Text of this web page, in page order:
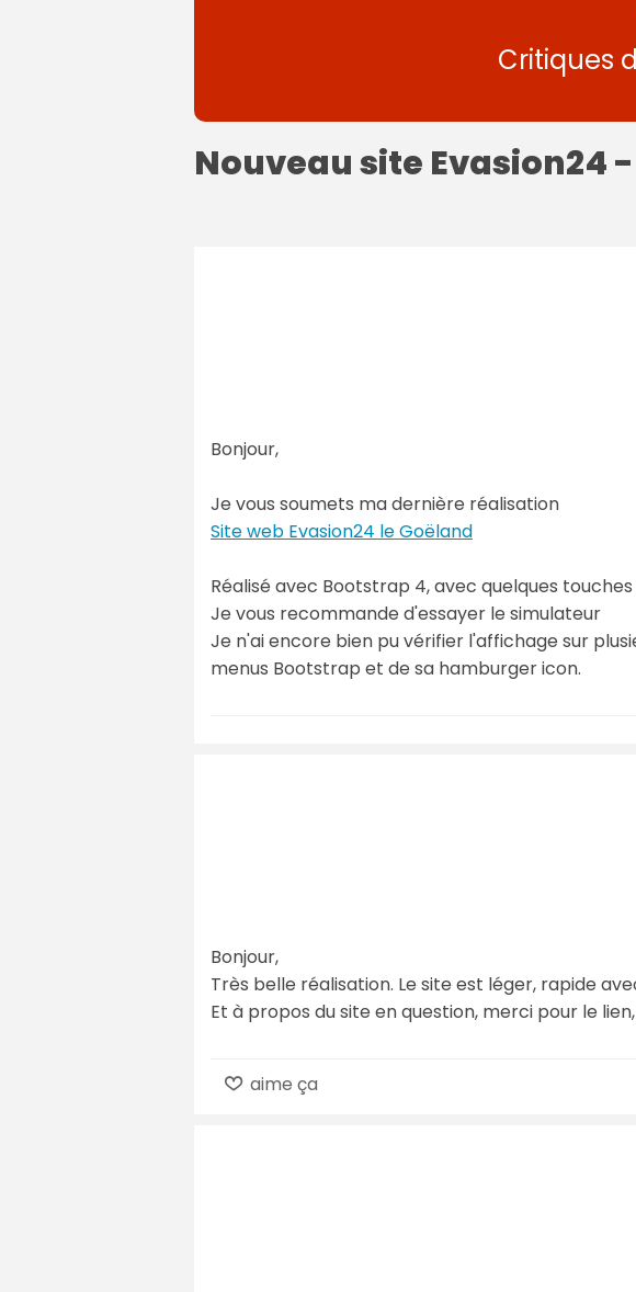
Critiques
Nouveau site Evasion24
Bonjour,
Je vous soumets ma dernière réalisation
Site web Evasion24 le Goëland
Réalisé avec Bootstrap 4, avec quelques touches
Je vous recommande d'essayer le simulateur
Je n'ai encore bien pu vérifier l'affichage sur
menus Bootstrap et de sa hamburger icon.
Bonjour,
Très belle réalisation. Le site est léger, rapide
Et à propos du site en question, merci pour le
aime ça